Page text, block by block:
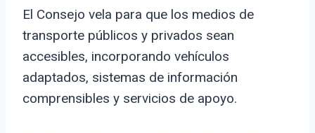
El Consejo vela para que los medios de
transporte públicos y privados sean
accesibles, incorporando vehículos
adaptados, sistemas de información
comprensibles y servicios de apoyo.